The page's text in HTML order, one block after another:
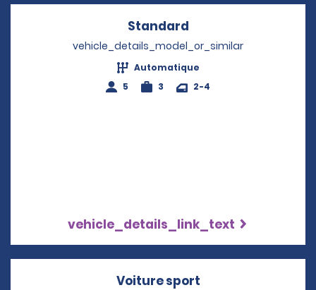
Standard
vehicle_details_model_or_similar
Automatique
5
3 2-4
vehicle_details_link_text
Voiture sport